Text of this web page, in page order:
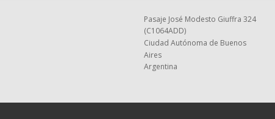
Pasaje José Modesto Giuffra 324
(C1064ADD)
Ciudad Autónoma de Buenos
Aires
Argentina